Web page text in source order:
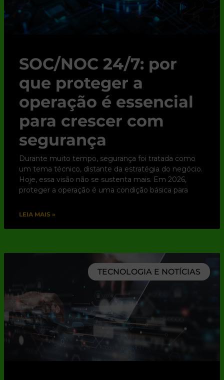
SOC/NOC 24/7: por
que proteger a
operação é essencial
para crescer com
segurança
Durante muito tempo, segurança foi tratada como
um tema técnico, distante da estratégia do negócio.
Hoje, essa visão não se sustenta mais. Em 2026,
proteger a operação é uma condição básica para
LEIA MAIS »
TECNOLOGIA E NOTÍCIAS